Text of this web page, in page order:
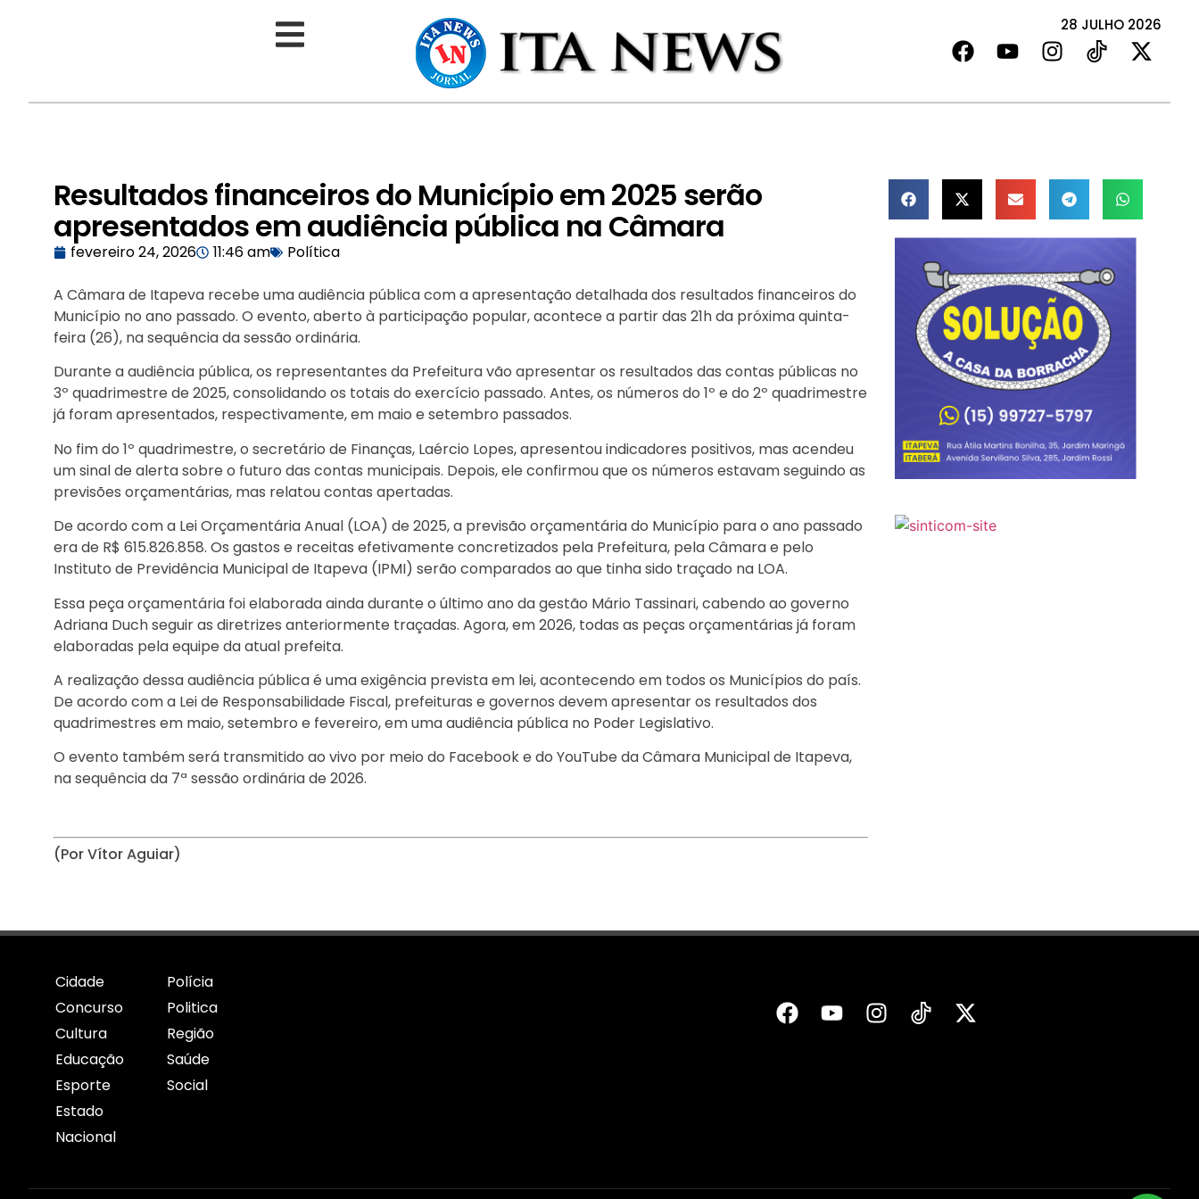
28 JULHO 2026
Resultados financeiros do Município em 2025 serão
apresentados em audiência pública na Câmara
fevereiro 24, 2026 11:46 am Política
A Câmara de Itapeva recebe uma audiência pública com a apresentação detalhada dos resultados financeiros do
Município no ano passado. O evento, aberto à participação popular, acontece a partir das 21h da próxima quinta-
feira (26), na sequência da sessão ordinária.
Durante a audiência pública, os representantes da Prefeitura vão apresentar os resultados das contas públicas no
3º quadrimestre de 2025, consolidando os totais do exercício passado. Antes, os números do 1º e do 2º quadrimestre
já foram apresentados, respectivamente, em maio e setembro passados.
No fim do 1º quadrimestre, o secretário de Finanças, Laércio Lopes, apresentou indicadores positivos, mas acendeu
um sinal de alerta sobre o futuro das contas municipais. Depois, ele confirmou que os números estavam seguindo as
previsões orçamentárias, mas relatou contas apertadas.
De acordo com a Lei Orçamentária Anual (LOA) de 2025, a previsão orçamentária do Município para o ano passado
era de R$ 615.826.858. Os gastos e receitas efetivamente concretizados pela Prefeitura, pela Câmara e pelo
Instituto de Previdência Municipal de Itapeva (IPMI) serão comparados ao que tinha sido traçado na LOA.
Essa peça orçamentária foi elaborada ainda durante o último ano da gestão Mário Tassinari, cabendo ao governo
Adriana Duch seguir as diretrizes anteriormente traçadas. Agora, em 2026, todas as peças orçamentárias já foram
elaboradas pela equipe da atual prefeita.
A realização dessa audiência pública é uma exigência prevista em lei, acontecendo em todos os Municípios do país.
De acordo com a Lei de Responsabilidade Fiscal, prefeituras e governos devem apresentar os resultados dos
quadrimestres em maio, setembro e fevereiro, em uma audiência pública no Poder Legislativo.
O evento também será transmitido ao vivo por meio do Facebook e do YouTube da Câmara Municipal de Itapeva,
na sequência da 7ª sessão ordinária de 2026.
(Por Vítor Aguiar)
Cidade
Concurso
Cultura
Educação
Esporte
Estado
Nacional
Polícia
Politica
Região
Saúde
Social